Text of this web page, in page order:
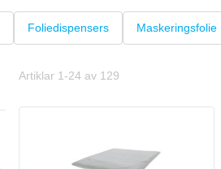
Foliedispensers Maskeringsfolie
Artiklar 1 -24 av 129